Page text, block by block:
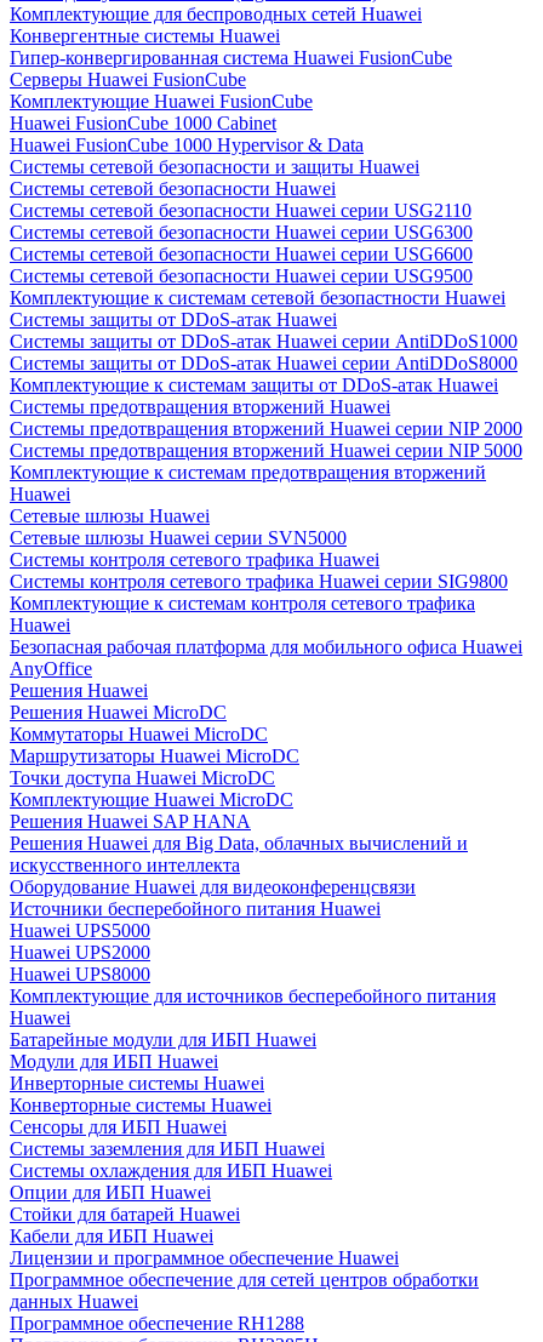
Комплектующие для беспроводных сетей Huawei
Конвергентные системы Huawei
Гипер-конвергированная система Huawei FusionCube
Серверы Huawei FusionCube
Комплектующие Huawei FusionCube
Huawei FusionCube 1000 Cabinet
Huawei FusionCube 1000 Hypervisor & Data
Системы сетевой безопасности и защиты Huawei
Системы сетевой безопасности Huawei
Системы сетевой безопасности Huawei серии USG2110
Системы сетевой безопасности Huawei серии USG6300
Системы сетевой безопасности Huawei серии USG6600
Системы сетевой безопасности Huawei серии USG9500
Комплектующие к системам сетевой безопастности Huawei
Системы защиты от DDoS-атак Huawei
Системы защиты от DDoS-атак Huawei серии AntiDDoS1000
Системы защиты от DDoS-атак Huawei серии AntiDDoS8000
Комплектующие к системам защиты от DDoS-атак Huawei
Системы предотвращения вторжений Huawei
Системы предотвращения вторжений Huawei серии NIP 2000
Системы предотвращения вторжений Huawei серии NIP 5000
Комплектующие к системам предотвращения вторжений
Huawei
Сетевые шлюзы Huawei
Сетевые шлюзы Huawei серии SVN5000
Системы контроля сетевого трафика Huawei
Системы контроля сетевого трафика Huawei серии SIG9800
Комплектующие к системам контроля сетевого трафика
Huawei
Безопасная рабочая платформа для мобильного офиса Huawei
AnyOffice
Решения Huawei
Решения Huawei MicroDC
Коммутаторы Huawei MicroDC
Маршрутизаторы Huawei MicroDC
Точки доступа Huawei MicroDC
Комплектующие Huawei MicroDC
Решения Huawei SAP HANA
Решения Huawei для Big Data, облачных вычислений и
искусственного интеллекта
Оборудование Huawei для видеоконференцсвязи
Источники бесперебойного питания Huawei
Huawei UPS5000
Huawei UPS2000
Huawei UPS8000
Комплектующие для источников бесперебойного питания
Huawei
Батарейные модули для ИБП Huawei
Модули для ИБП Huawei
Инверторные системы Huawei
Конверторные системы Huawei
Сенсоры для ИБП Huawei
Системы заземления для ИБП Huawei
Системы охлаждения для ИБП Huawei
Опции для ИБП Huawei
Стойки для батарей Huawei
Кабели для ИБП Huawei
Лицензии и программное обеспечение Huawei
Программное обеспечение для сетей центров обработки
данных Huawei
Программное обеспечение RH1288